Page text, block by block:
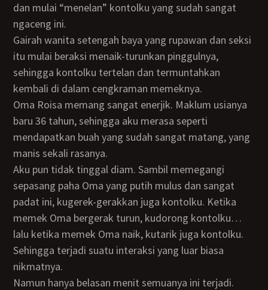
dan mulai “menelan” kontolku yang sudah sangat
ngaceng ini.
Gairah wanita setengah baya yang rupawan dan seksi
itu mulai beraksi menaik-turunkan pinggulnya,
sehingga kontolku tertelan dan termuntahkan
kembali di dalam cengkraman memeknya.
Oma Roisa memang sangat enerjik. Maklum usianya
baru 36 tahun, sehingga aku merasa seperti
mendapatkan buah yang sudah sangat matang, yang
manis sekali rasanya.
Aku pun tidak tinggal diam. Sambil memegangi
sepasang paha Oma yang putih mulus dan sangat
padat ini, kugerek-gerakkan juga kontolku. Ketika
memek Oma bergerak turun, kudorong kontolku…
lalu ketika memek Oma naik, kutarik juga kontolku.
Sehingga terjadi suatu interaksi yang luar biasa
nikmatnya.
Namun hanya belasan menit semuanya ini terjadi.